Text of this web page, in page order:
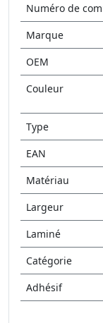
Numéro de
Marque
OEM
Couleur
Type
EAN
Matériau
Largeur
Laminé
Catégorie
Adhésif